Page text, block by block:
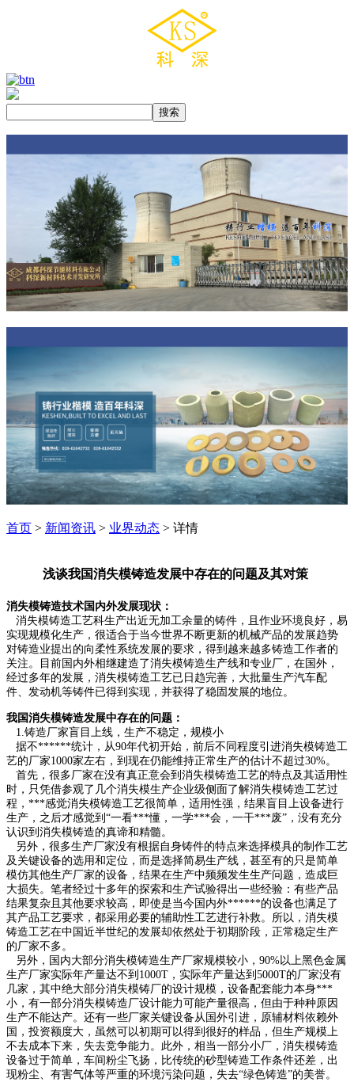
首页 > 新闻资讯 > 业界动态 > 详情
浅谈我国消失模铸造发展中存在的问题及其对策
消失模铸造技术国内外发展现状：
消失模铸造工艺科生产出近无加工余量的铸件，且作业环境良好，易
实现规模化生产，很适合于当今世界不断更新的机械产品的发展趋势
对铸造业提出的向柔性系统发展的要求，得到越来越多铸造工作者的
关注。目前国内外相继建造了消失模铸造生产线和专业厂，在国外，
经过多年的发展，消失模铸造工艺已日趋完善，大批量生产汽车配
件、发动机等铸件已得到实现，并获得了稳固发展的地位。
我国消失模铸造发展中存在的问题：
1.铸造厂家盲目上线，生产不稳定，规模小
据不******统计，从90年代初开始，前后不同程度引进消失模铸造工
艺的厂家1000家左右，到现在仍能维持正常生产的估计不超过30%。
首先，很多厂家在没有真正意会到消失模铸造工艺的特点及其适用性
时，只凭借参观了几个消失模生产企业级侧面了解消失模铸造工艺过
程，***感觉消失模铸造工艺很简单，适用性强，结果盲目上设备进行
生产，之后才感觉到“一看***懂，一学***会，一干***废”，没有充分
认识到消失模铸造的真谛和精髓。
另外，很多生产厂家没有根据自身铸件的特点来选择模具的制作工艺
及关键设备的选用和定位，而是选择简易生产线，甚至有的只是简单
模仿其他生产厂家的设备，结果在生产中频频发生生产问题，造成巨
大损失。笔者经过十多年的探索和生产试验得出一些经验：有些产品
结果复杂且其他要求较高，即使是当今国内外******的设备也满足了
其产品工艺要求，都采用必要的辅助性工艺进行补救。所以，消失模
铸造工艺在中国近半世纪的发展却依然处于初期阶段，正常稳定生产
的厂家不多。
另外，国内大部分消失模铸造生产厂家规模较小，90%以上黑色金属
生产厂家实际年产量达不到1000T，实际年产量达到5000T的厂家没有
几家，其中绝大部分消失模铸厂的设计规模，设备配套能力本身***
小，有一部分消失模铸造厂设计能力可能产量很高，但由于种种原因
生产不能达产。还有一些厂家关键设备从国外引进，原辅材料依赖外
国，投资额度大，虽然可以初期可以得到很好的样品，但生产规模上
不去成本下来，失去竞争能力。此外，相当一部分小厂，消失模铸造
设备过于简单，车间粉尘飞扬，比传统的砂型铸造工作条件还差，出
现粉尘、有害气体等严重的环境污染问题，失去“绿色铸造”的美誉。